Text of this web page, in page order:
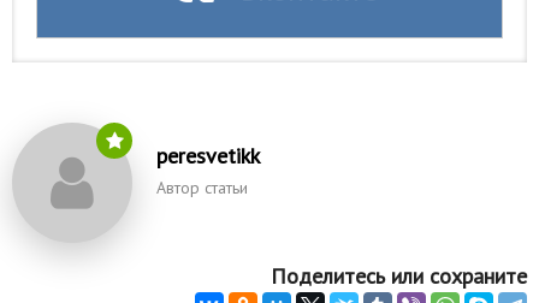
peresvetikk
Автор статьи
Поделитесь или сохраните